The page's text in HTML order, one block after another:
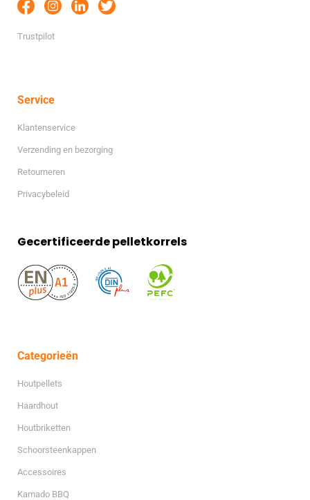
Trustpilot
Service
Klantenservice
Verzending en bezorging
Retourneren
Privacybeleid
Gecertificeerde pelletkorrels
Categorieën
Houtpellets
Haardhout
Houtbriketten
Schoorsteenkappen
Accessoires
Kamado BBQ